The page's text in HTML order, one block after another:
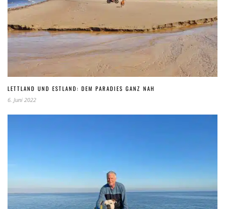
LETTLAND UND ESTLAND: DEM PARADIES GANZ NAH
6. Juni 2022